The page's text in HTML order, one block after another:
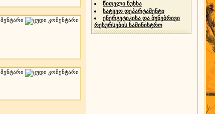
წითელი ნუსხა
სატყეო დეპარტამენტი
ენერგეტიკისა და ბუნებრივი
რესურსების სამინისტრო